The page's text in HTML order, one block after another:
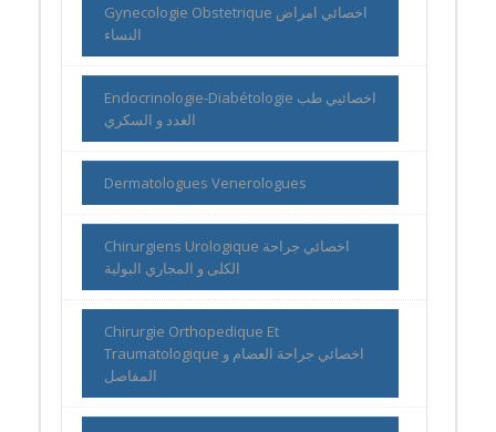
Gynecologie Obstetrique اخصائي امراض
النساء
Endocrinologie-Diabétologie اخصائيي طب
الغدد و السكري
Dermatologues Venerologues
Chirurgiens Urologique اخصائي جراحة
الكلى و المجاري البولية
Chirurgie Orthopedique Et
Traumatologique اخصائي جراحة العضام و
المفاصل